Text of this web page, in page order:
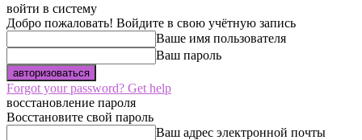
войти в систему
Добро пожаловать! Войдите в свою учётную запись
Ваше имя пользователя
Ваш пароль
Forgot your password? Get help
восстановление пароля
Восстановите свой пароль
Ваш адрес электронной почты